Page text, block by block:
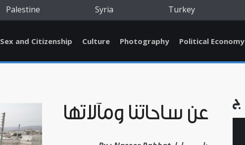
Palestine Syria Turkey
Sex and Citizenship Culture Photography Political Economy
عن ساحاتنا ومآلاتها